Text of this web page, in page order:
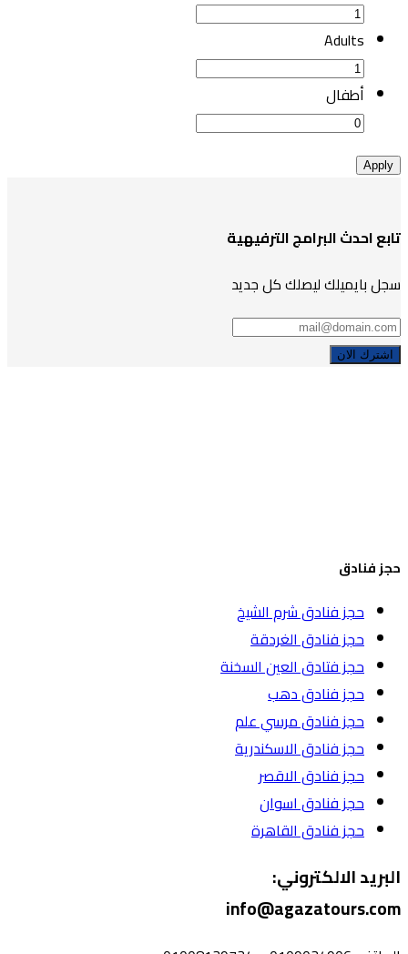
Adults
أطفال
Apply
تابع احدث البرامج الترفيهية
سجل بايميلك ليصلك كل جديد
حجز فنادق
حجز فنادق شرم الشيخ
حجز فنادق الغردقة
حجز فتادق العين السخنة
حجز فنادق دهب
حجز فنادق مرسي علم
حجز فنادق الاسكندرية
حجز فنادق الاقصر
حجز فنادق اسوان
حجز فنادق القاهرة
البريد الالكتروني:
info@agazatours.com